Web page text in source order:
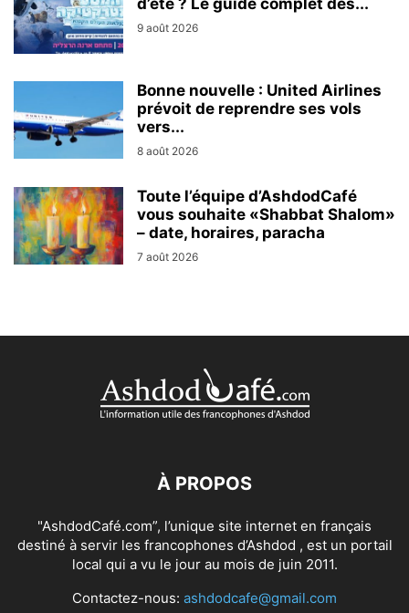
9 août 2026
Bonne nouvelle : United Airlines
prévoit de reprendre ses vols
vers...
8 août 2026
Toute l’équipe d’AshdodCafé
vous souhaite «Shabbat Shalom»
– date, horaires, paracha
7 août 2026
À PROPOS
"AshdodCafé.com”, l’unique site internet en français
destiné à servir les francophones d’Ashdod , est un portail
local qui a vu le jour au mois de juin 2011.
Contactez-nous: ashdodcafe@gmail.com